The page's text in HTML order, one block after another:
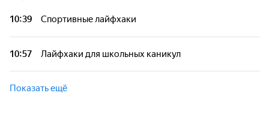
10:39 Спортивные лайфхаки
Вы когда-нибудь играли в футбол в обувной коробке?
покажут много других спортивных хаков!
10:57 Лайфхаки для школьных каникул
Ими, Оливер, Марианна и другие ведущие Очень полезных
советов расскажут как не заскучать на долгожданных
каникулах!
Показать ещё